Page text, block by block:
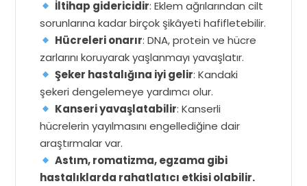
İltihap gidericidir: Eklem ağrılarından cilt
sorunlarına kadar birçok şikâyeti hafifletebilir.
Hücreleri onarır: DNA, protein ve hücre
zarlarını koruyarak yaşlanmayı yavaşlatır.
Şeker hastalığına iyi gelir: Kandaki
şekeri dengelemeye yardımcı olur.
Kanseri yavaşlatabilir: Kanserli
hücrelerin yayılmasını engellediğine dair
araştırmalar var.
Astım, romatizma, egzama gibi
hastalıklarda rahatlatıcı etkisi olabilir.